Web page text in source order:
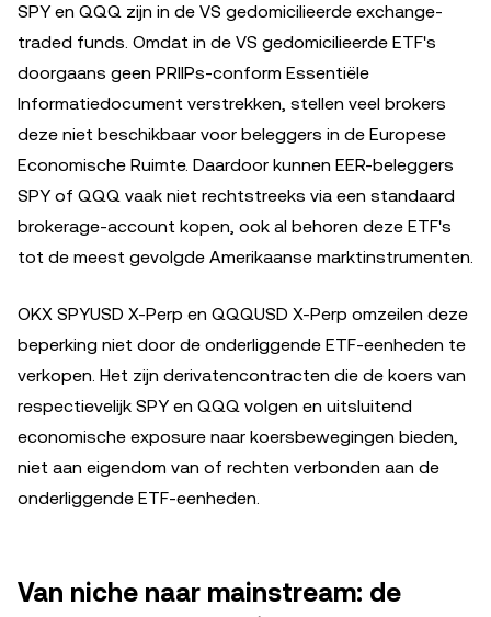
SPY en QQQ zijn in de VS gedomicilieerde exchange-
traded funds. Omdat in de VS gedomicilieerde ETF's
doorgaans geen PRIIPs-conform Essentiële
Informatiedocument verstrekken, stellen veel brokers
deze niet beschikbaar voor beleggers in de Europese
Economische Ruimte. Daardoor kunnen EER-beleggers
SPY of QQQ vaak niet rechtstreeks via een standaard
brokerage-account kopen, ook al behoren deze ETF's
tot de meest gevolgde Amerikaanse marktinstrumenten.
OKX SPYUSD X-Perp en QQQUSD X-Perp omzeilen deze
beperking niet door de onderliggende ETF-eenheden te
verkopen. Het zijn derivatencontracten die de koers van
respectievelijk SPY en QQQ volgen en uitsluitend
economische exposure naar koersbewegingen bieden,
niet aan eigendom van of rechten verbonden aan de
onderliggende ETF-eenheden.
Van niche naar mainstream: de